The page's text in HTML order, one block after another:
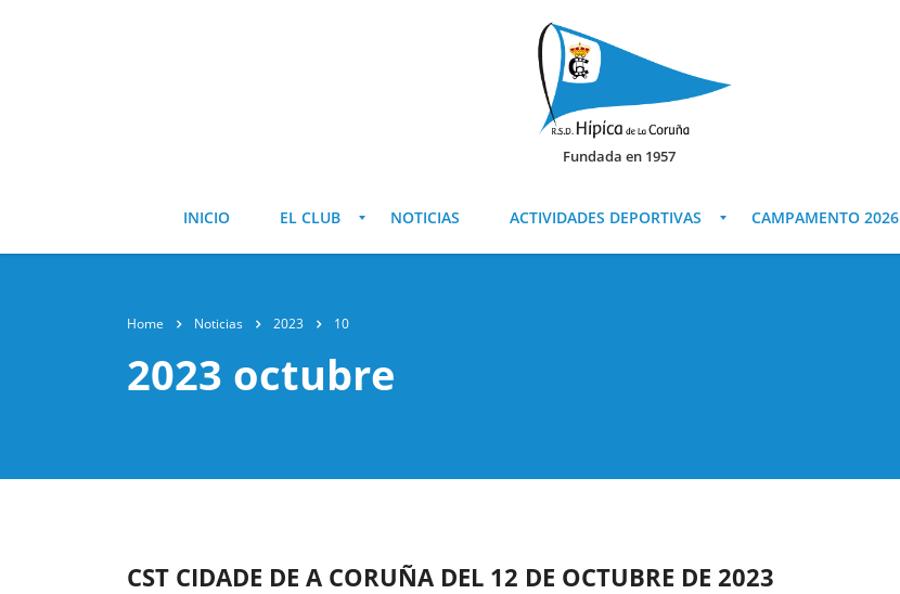
Fundada en 1957
INICIO EL CLUB NOTICIAS ACTIVIDADES DEPORTIVAS CAMPAMENTO 2026
Home Noticias 2023 10
2023 octubre
CST CIDADE DE A CORUÑA DEL 12 DE OCTUBRE DE 2023